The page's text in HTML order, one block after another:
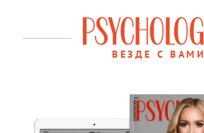
ВЕЗДЕ С ВАМИ